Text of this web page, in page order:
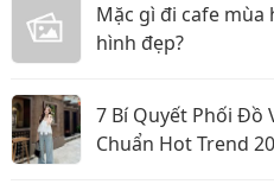
Mặc gì đi cafe mùa
hình đẹp?
7 Bí Quyết Phối Đồ
Chuẩn Hot Trend